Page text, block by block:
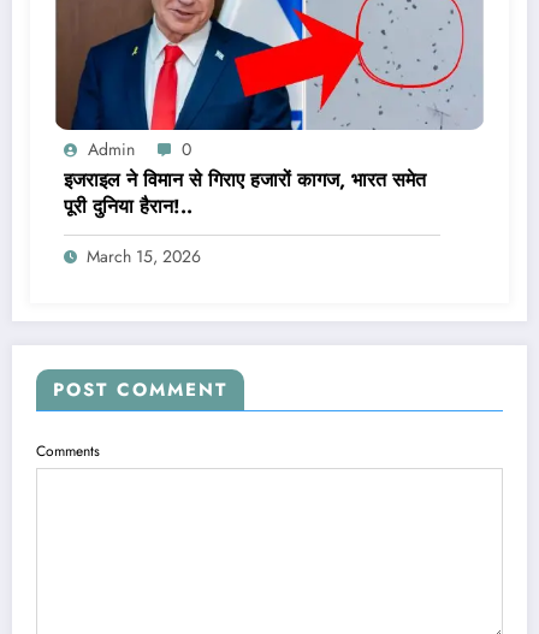
Admin 0
इजराइल ने विमान से गिराए हजारों कागज, भारत समेत
पूरी दुनिया हैरान!..
March 15, 2026
POST COMMENT
Comments